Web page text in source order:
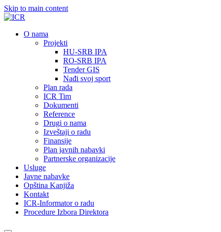
Skip to main content
О nama
Projekti
HU-SRB IPA
RO-SRB IPA
Tender GIS
Nađi svoj sport
Plan rada
ICR Tim
Dokumenti
Reference
Drugi o nama
Izveštaji o radu
Finansije
Plan javnih nabavki
Partnerske organizacije
Usluge
Javne nabavke
Opština Kanjiža
Kontakt
ICR-Informator o radu
Procedure Izbora Direktora